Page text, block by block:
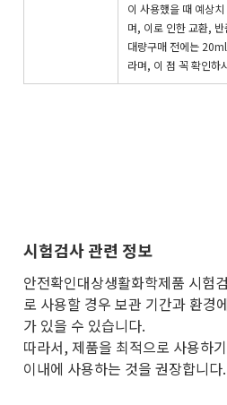
이 사용했을 때 예상
며, 이로 인한 교환,
대량구매 전에는
라며, 이 점 꼭 확인하
시험검사 관련 정보
안전확인대상생활화학제품 시험
로 사용할 경우 보관 기간과 환경
가 있을 수 있습니다.
따라서, 제품을 최적으로 사용하
이내에 사용하는 것을 권장합니다.